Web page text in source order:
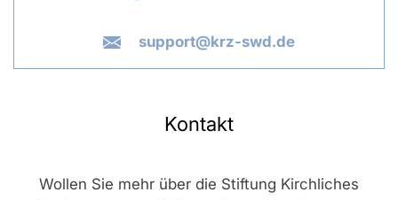
support@krz-swd.de
Kontakt
Wollen Sie mehr über die Stiftung Kirchliches